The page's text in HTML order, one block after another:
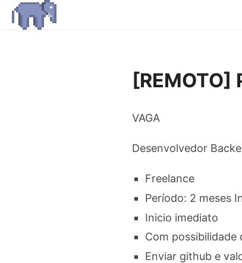
VAGA
Desenvolvedor
Freelance
Período: 2 meses
Inicio imediato
Com
Enviar github e